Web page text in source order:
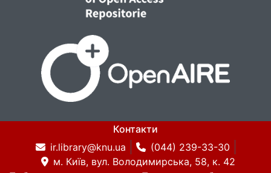
Контакти
ir.library@knu.ua
(044) 239-33-30
м. Київ, вул. Володимирська, 58, к. 42